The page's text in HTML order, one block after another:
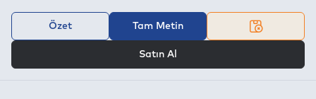
Özet Tam Metin
Satın Al